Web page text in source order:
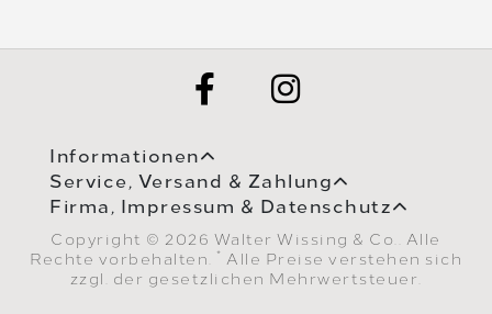
Informationen
Service, Versand & Zahlung
Firma, Impressum & Datenschutz
Copyright © 2026 Walter Wissing & Co.. Alle
Rechte vorbehalten.
* Alle Preise verstehen sich
zzgl. der gesetzlichen Mehrwertsteuer.